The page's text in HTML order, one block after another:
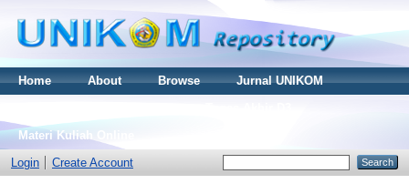
Home About Browse
Jurnal UNIKOM
Materi Kuliah Online
Login
Create Account